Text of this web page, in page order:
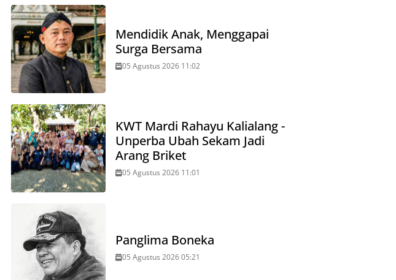
Mendidik Anak, Menggapai
Surga Bersama
05 Agustus 2026 11:02
KWT Mardi Rahayu Kalialang -
Unperba Ubah Sekam Jadi
Arang Briket
05 Agustus 2026 11:01
Panglima Boneka
05 Agustus 2026 05:21